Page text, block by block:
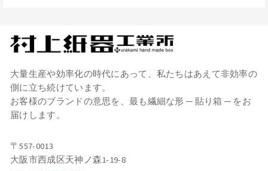
大量生産や効率化の時代にあって、私たちはあえて非効率の
側に立ち続けています。
お客様のブランドの意思を、最も繊細な形 ─ 貼り箱 ─ をお
届けします。
〒557-0013
大阪市西成区天神ノ森1-19-8